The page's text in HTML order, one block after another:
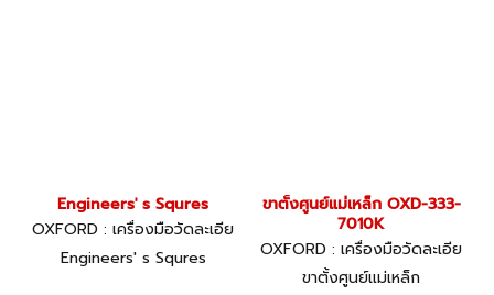
Engineers' s Squres
OXFORD : เครื่องมือวัดละเอีย
ด
Engineers' s Squres
ขาตั้งศูนย์แม่เหล็ก OXD-333-
7010K
OXFORD : เครื่องมือวัดละเอีย
ด
ขาตั้งศูนย์แม่เหล็ก